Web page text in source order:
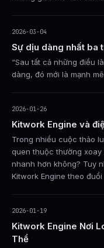
2026-03-04
Sự dịu dàng nhất ba
“Sau tất cả những điều
dàng, đó mới là mạnh
2026-01-26
Kitwork Engine và
Trong nhiều cuộc thảo
quen thuộc thường
nhanh hơn không? Tuy
Kitwork Engine theo đuổi
2026-01-19
Kitwork Engine Nơi
Thể